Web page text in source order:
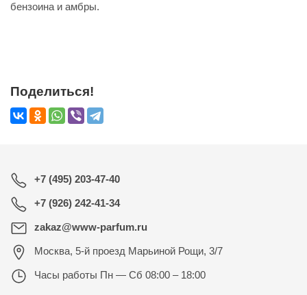
бензоина и амбры.
Поделиться!
+7 (495) 203-47-40
+7 (926) 242-41-34
zakaz@www-parfum.ru
Москва, 5-й проезд Марьиной Рощи, 3/7
Часы работы Пн — Сб 08:00 – 18:00